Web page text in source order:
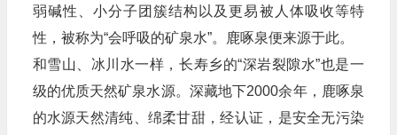
弱碱性、小分子团簇结构以及更易被人体吸收等特
性，被称为“会呼吸的矿泉水”。鹿啄泉便来源于此。
和雪山、冰川水一样，长寿乡的“深岩裂隙水”也是一
级的优质天然矿泉水源。深藏地下2000余年，鹿啄泉
的水源天然清纯、绵柔甘甜，经认证，是安全无污染